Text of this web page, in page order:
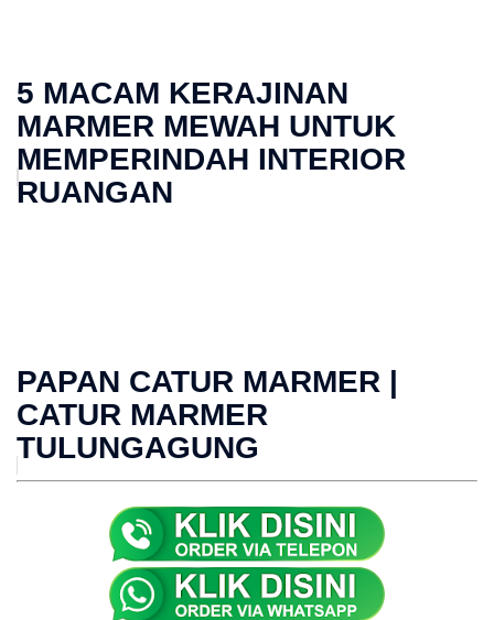
5 MACAM KERAJINAN
MARMER MEWAH UNTUK
MEMPERINDAH INTERIOR
RUANGAN
PAPAN CATUR MARMER |
CATUR MARMER
TULUNGAGUNG